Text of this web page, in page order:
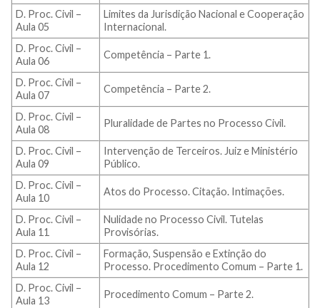
D. Proc. Civil –
Aula 05
Limites da Jurisdição Nacional e Cooperação
Internacional.
D. Proc. Civil –
Aula 06
Competência – Parte 1.
D. Proc. Civil –
Aula 07
Competência – Parte 2.
D. Proc. Civil –
Aula 08
Pluralidade de Partes no Processo Civil.
D. Proc. Civil –
Aula 09
Intervenção de Terceiros. Juiz e Ministério
Público.
D. Proc. Civil –
Aula 10
Atos do Processo. Citação. Intimações.
D. Proc. Civil –
Aula 11
Nulidade no Processo Civil. Tutelas
Provisórias.
D. Proc. Civil –
Aula 12
Formação, Suspensão e Extinção do
Processo. Procedimento Comum – Parte 1.
D. Proc. Civil –
Aula 13
Procedimento Comum – Parte 2.